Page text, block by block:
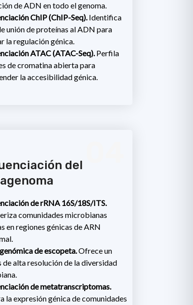
de ADN en todo el genoma.
ChIP (ChIP-Seq).Identifica
unión de proteínas al ADN para
la regulación génica.
ATAC (ATAC-Seq).Perfila
de cromatina abierta para
la accesibilidad génica.
del
de rRNA 16S/18S/ITS.
comunidades microbianas
en regiones génicas de ARN
de escopeta.Ofrece un
de alta resolución de la diversidad
de metatranscriptomas.
la expresión génica de comunidades